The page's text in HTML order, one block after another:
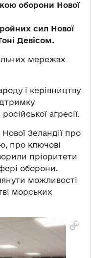
оборони Нової
сил Нової
Девісом.
мережах
і керівництву
агресії.
Зеландії про
про ключові
пріоритети
оборони.
можливості
морських